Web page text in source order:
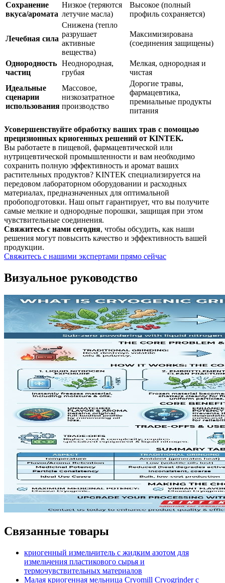
Сохранение
вкуса/аромата
Низкое (теряются
летучие масла)
Высокое (полный
профиль сохраняется)
Лечебная сила
Снижена (тепло
разрушает
активные
вещества)
Максимизирована
(соединения защищены)
Однородность
частиц
Неоднородная,
грубая
Мелкая, однородная и
чистая
Идеальные
сценарии
использования
Массовое,
низкозатратное
производство
Дорогие травы,
фармацевтика,
премиальные продукты
питания
Усовершенствуйте обработку ваших трав с помощью
прецизионных криогенных решений от KINTEK.
Вы работаете в пищевой, фармацевтической или
нутрицевтической промышленности и вам необходимо
сохранить полную эффективность и аромат ваших
растительных продуктов? KINTEK специализируется на
передовом лабораторном оборудовании и расходных
материалах, предназначенных для оптимальной
пробоподготовки. Наш опыт гарантирует, что вы получите
самые мелкие и однородные порошки, защищая при этом
чувствительные соединения.
Свяжитесь с нами сегодня, чтобы обсудить, как наши
решения могут повысить качество и эффективность вашей
продукции.
Свяжитесь с нашими экспертами прямо сейчас
Визуальное руководство
Связанные товары
криогенный измельчитель с жидким азотом для
измельчения пластикового сырья и
термочувствительных материалов
Малая криогенная мельница Cryomill Cryogrinder с